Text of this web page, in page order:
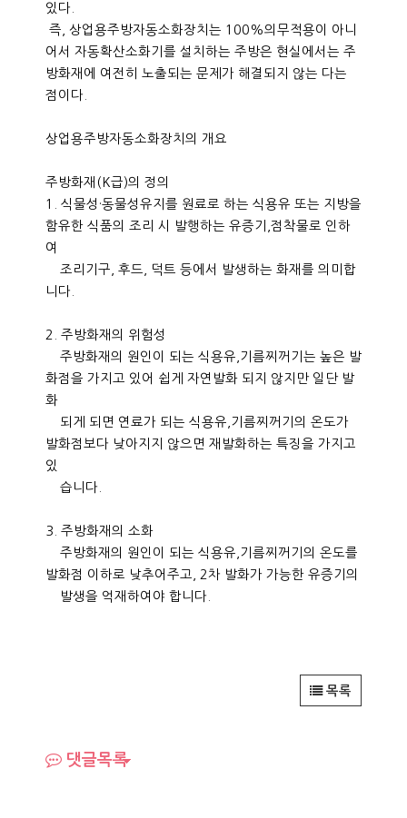
있다.
즉, 상업용주방자동소화장치는 100%의무적용이 아니
어서 자동확산소화기를 설치하는 주방은 현실에서는 주
방화재에 여전히 노출되는 문제가 해결되지 않는 다는
점이다.
상업용주방자동소화장치의 개요
주방화재(K급)의 정의
1. 식물성·동물성유지를 원료로 하는 식용유 또는 지방을
함유한 식품의 조리 시 발행하는 유증기,점착물로 인하
여
조리기구, 후드, 덕트 등에서 발생하는 화재를 의미합
니다.
2. 주방화재의 위험성
주방화재의 원인이 되는 식용유,기름찌꺼기는 높은 발
화점을 가지고 있어 쉽게 자연발화 되지 않지만 일단 발
화
되게 되면 연료가 되는 식용유,기름찌꺼기의 온도가
발화점보다 낮아지지 않으면 재발화하는 특징을 가지고
있
습니다.
3. 주방화재의 소화
주방화재의 원인이 되는 식용유,기름찌꺼기의 온도를
발화점 이하로 낮추어주고, 2차 발화가 가능한 유증기의
발생을 억재하여야 합니다.
목록
댓글목록